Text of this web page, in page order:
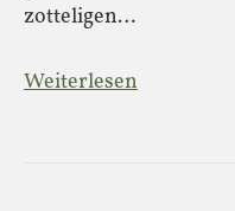
zotteligen…
Weiterlesen